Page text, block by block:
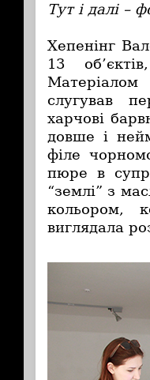
Тут і далі –
Хепенінг
13
Матеріалом
слугував
харчові
довше і
філе
пюре в
“землі” з
кольором,
виглядала